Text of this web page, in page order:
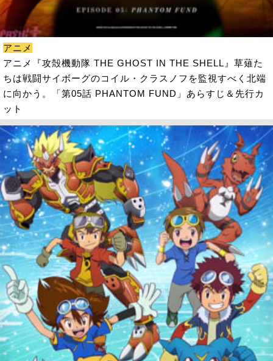
アニメ
アニメ『攻殻機動隊 THE GHOST IN THE SHELL』草薙た
ちは戦闘サイボーグのコイル・クラスノフを監視すべく北端
に向かう。「第05話 PHANTOM FUND」あらすじ＆先行カ
ット